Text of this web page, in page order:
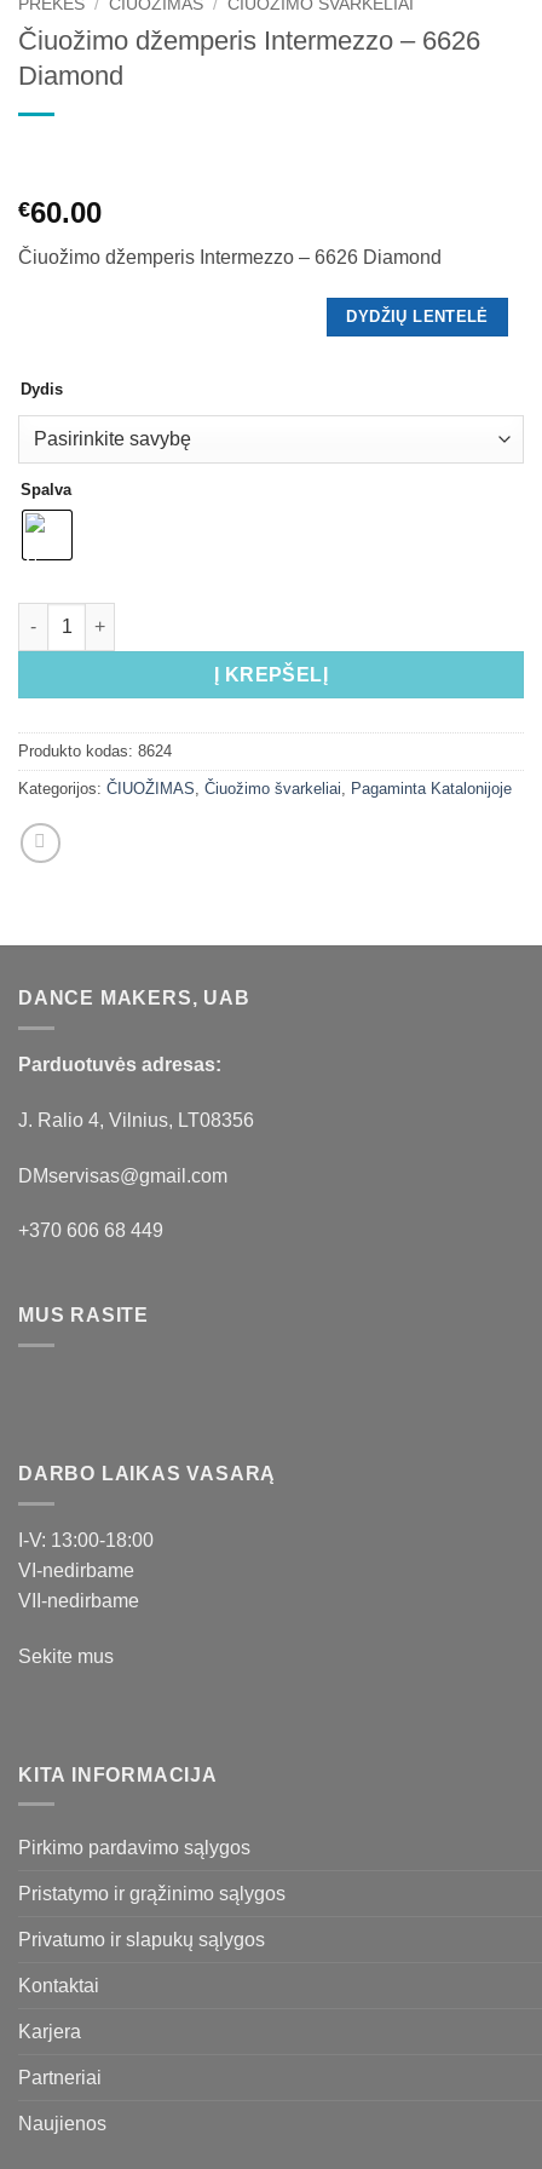
PREKĖS / ČIUOŽIMAS / ČIUOŽIMO ŠVARKELIAI
Čiuožimo džemperis Intermezzo – 6626
Diamond
€60.00
Čiuožimo džemperis Intermezzo – 6626 Diamond
DYDŽIŲ LENTELĖ
Dydis
Spalva
Į KREPŠELĮ
Produkto kodas: 8624
Kategorijos: ČIUOŽIMAS, Čiuožimo švarkeliai, Pagaminta Katalonijoje
DANCE MAKERS, UAB
Parduotuvės adresas:
J. Ralio 4, Vilnius, LT08356
DMservisas@gmail.com
+370 606 68 449
MUS RASITE
DARBO LAIKAS VASARĄ
I-V: 13:00-18:00
VI-nedirbame
VII-nedirbame
Sekite mus
KITA INFORMACIJA
Pirkimo pardavimo sąlygos
Pristatymo ir grąžinimo sąlygos
Privatumo ir slapukų sąlygos
Kontaktai
Karjera
Partneriai
Naujienos